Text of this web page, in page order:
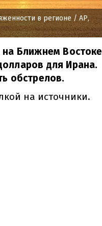
в регионе / AP,
Ближнем Востоке
для Ирана.
обстрелов.
на источники.